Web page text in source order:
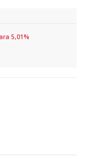
5,01%